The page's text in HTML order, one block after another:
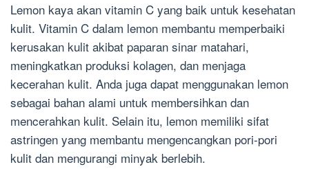
Lemon kaya akan vitamin C yang baik untuk kesehatan
kulit. Vitamin C dalam lemon membantu memperbaiki
kerusakan kulit akibat paparan sinar matahari,
meningkatkan produksi kolagen, dan menjaga
kecerahan kulit. Anda juga dapat menggunakan lemon
sebagai bahan alami untuk membersihkan dan
mencerahkan kulit. Selain itu, lemon memiliki sifat
astringen yang membantu mengencangkan pori-pori
kulit dan mengurangi minyak berlebih.